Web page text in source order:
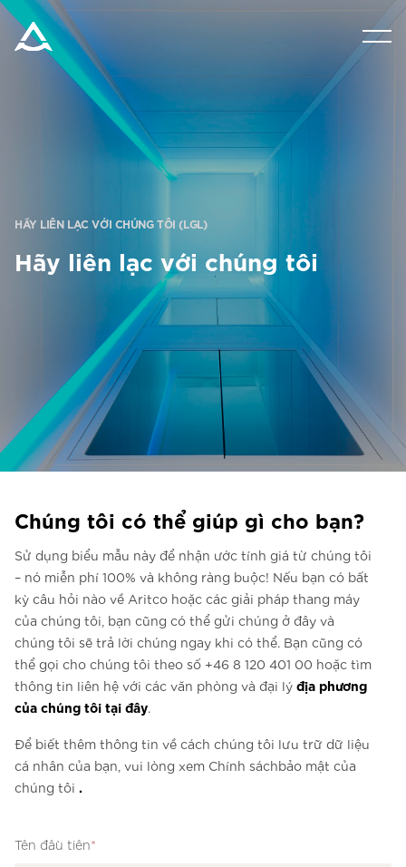
SẢN PHẨM
DỤNG CỤ & TÀI LIỆU
CHUYÊN NGHIỆP
Đặt mua Digital HomeKit
Liên hệ với chúng tôi
Liên hệ với chúng tôi
FAQ
Liên hệ với chúng tôi
VI
HÃY LIÊN LẠC VỚI CHÚNG TÔI (LGL)
Hãy liên lạc với chúng tôi
Chúng tôi có thể giúp gì cho bạn?
Sử dụng biểu mẫu này để nhận ước tính giá từ chúng tôi
– nó miễn phí 100% và không ràng buộc! Nếu bạn có bất
kỳ câu hỏi nào về Aritco hoặc các giải pháp thang máy
của chúng tôi, bạn cũng có thể gửi chúng ở đây và
chúng tôi sẽ trả lời chúng ngay khi có thể. Bạn cũng có
thể gọi cho chúng tôi theo số +46 8 120 401 00 hoặc tìm
thông tin liên hệ với các văn phòng và đại lý địa phương
của chúng tôi tại đây.
Để biết thêm thông tin về cách chúng tôi lưu trữ dữ liệu
cá nhân của bạn, vui lòng xem Chính sáchbảo mật của
chúng tôi .
Tên đầu tiên*